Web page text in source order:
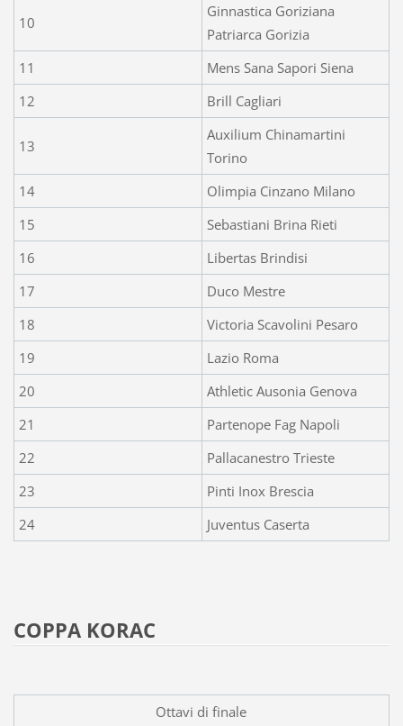
10
Ginnastica Goriziana
Patriarca Gorizia
11
Mens Sana Sapori Siena
12
Brill Cagliari
13
Auxilium Chinamartini
Torino
14
Olimpia Cinzano Milano
15
Sebastiani Brina Rieti
16
Libertas Brindisi
17
Duco Mestre
18
Victoria Scavolini Pesaro
19
Lazio Roma
20
Athletic Ausonia Genova
21
Partenope Fag Napoli
22
Pallacanestro Trieste
23
Pinti Inox Brescia
24
Juventus Caserta
COPPA KORAC
Ottavi di finale